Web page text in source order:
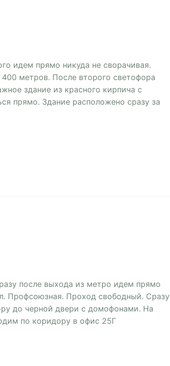
идем прямо никуда не сворачивая.
метров. После второго светофора
здание из красного кирпича с
прямо. Здание расположено сразу за
после выхода из метро идем прямо
Профсоюзная. Проход свободный. Сразу
до черной двери с домофонами. На
по коридору в офис 25Г